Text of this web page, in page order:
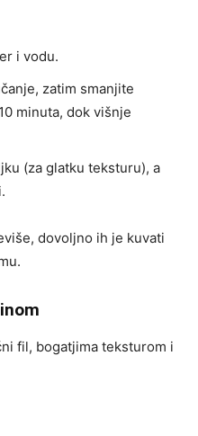
i vodu.
zatim smanjite
minuta, dok višnje
(za glatku teksturu), a
dovoljno ih je kuvati
fil, bogatjima teksturom i